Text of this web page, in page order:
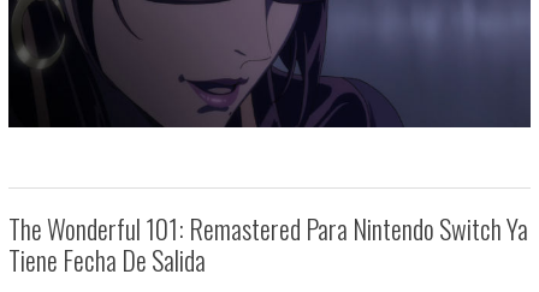
The Wonderful 101: Remastered Para Nintendo Switch Ya
Tiene Fecha De Salida